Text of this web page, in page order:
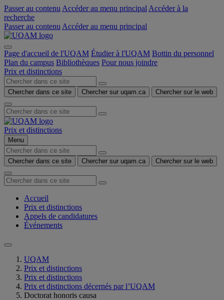
Passer au contenu Accéder au menu principal Accéder à la
recherche
Passer au contenu Accéder au menu principal
Page d'accueil de l'UQAM Étudier à l'UQAM Bottin du personnel
Plan du campus Bibliothèques Pour nous joindre
Prix et distinctions
Chercher dans ce site Chercher sur uqam.ca Chercher sur le web
Prix et distinctions
Menu
Chercher dans ce site Chercher sur uqam.ca Chercher sur le web
Accueil
Prix et distinctions
Appels de candidatures
Événements
UQAM
Prix et distinctions
Prix et distinctions
Prix et distinctions décernés par l’UQAM
Doctorat honoris causa